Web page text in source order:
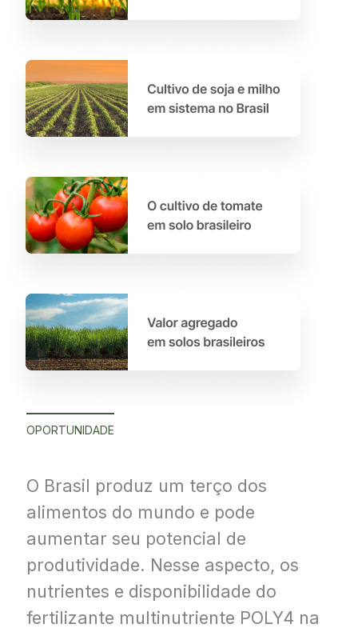
OPORTUNIDADE
O Brasil produz um terço dos
alimentos do mundo e pode
aumentar seu potencial de
produtividade. Nesse aspecto, os
nutrientes e disponibilidade do
fertilizante multinutriente POLY4 na